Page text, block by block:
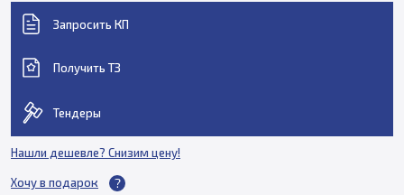
Запросить КП
Получить ТЗ
Тендеры
Нашли дешевле? Снизим цену!
Хочу в подарок